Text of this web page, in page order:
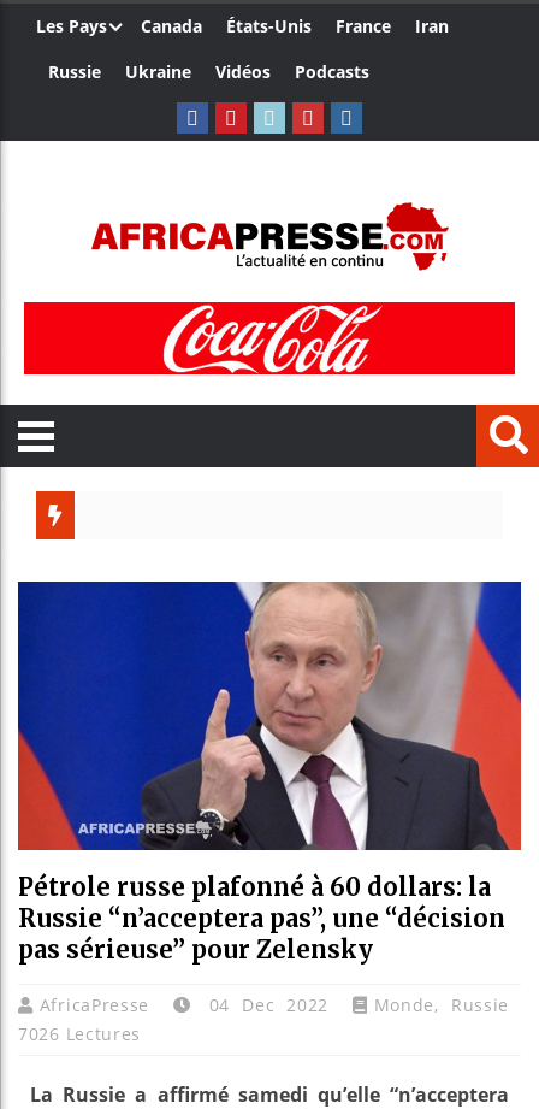
Les Pays Canada États-Unis France
Iran
Russie
Ukraine Vidéos Podcasts
Guinée
Bénin :
Pétrole russe plafonné à 60 dollars: la
Russie “n’acceptera pas”, une “décision
pas sérieuse” pour Zelensky
AfricaPresse 04 Dec 2022 Monde, Russie
7026 Lectures
La Russie a affirmé samedi qu’elle “n’acceptera